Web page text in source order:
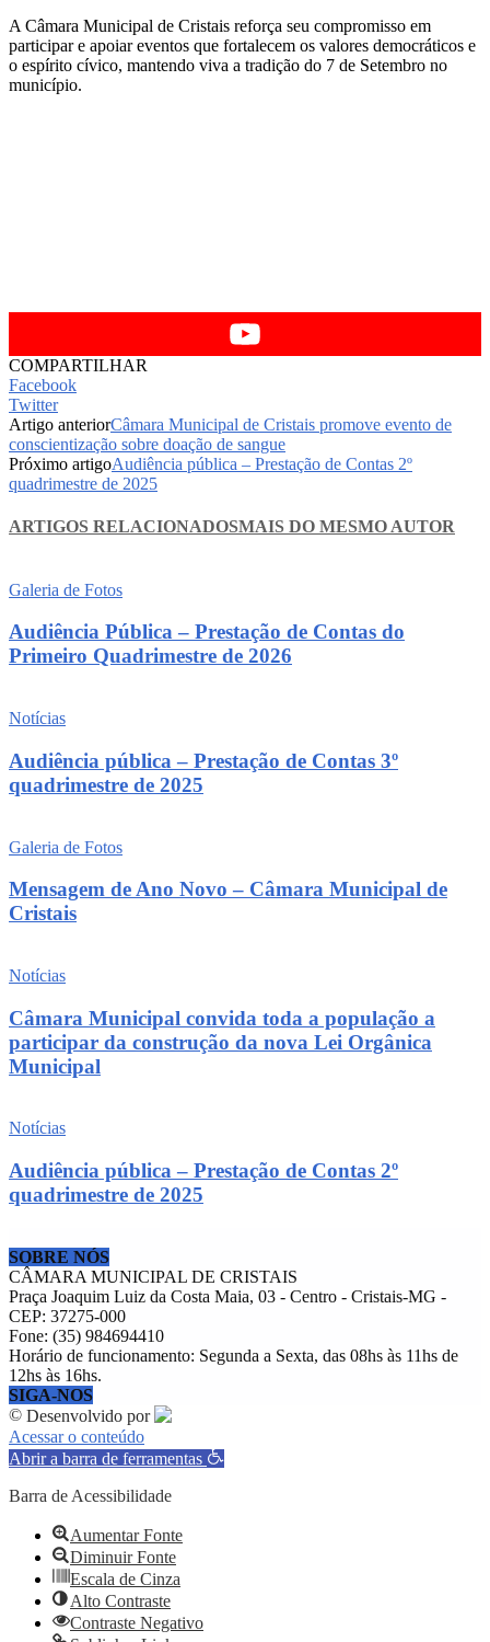
A Câmara Municipal de Cristais reforça seu compromisso em
participar e apoiar eventos que fortalecem os valores democráticos e
o espírito cívico, mantendo viva a tradição do 7 de Setembro no
município.
COMPARTILHAR
Facebook
Twitter
Artigo anteriorCâmara Municipal de Cristais promove evento de
conscientização sobre doação de sangue
Próximo artigoAudiência pública – Prestação de Contas 2º
quadrimestre de 2025
ARTIGOS RELACIONADOSMAIS DO MESMO AUTOR
Galeria de Fotos
Audiência Pública – Prestação de Contas do
Primeiro Quadrimestre de 2026
Notícias
Audiência pública – Prestação de Contas 3º
quadrimestre de 2025
Galeria de Fotos
Mensagem de Ano Novo – Câmara Municipal de
Cristais
Notícias
Câmara Municipal convida toda a população a
participar da construção da nova Lei Orgânica
Municipal
Notícias
Audiência pública – Prestação de Contas 2º
quadrimestre de 2025
SOBRE NÓS
CÂMARA MUNICIPAL DE CRISTAIS
Praça Joaquim Luiz da Costa Maia, 03 - Centro - Cristais-MG -
CEP: 37275-000
Fone: (35) 984694410
Horário de funcionamento: Segunda a Sexta, das 08hs às 11hs de
12hs às 16hs.
SIGA-NOS
© Desenvolvido por
Acessar o conteúdo
Abrir a barra de ferramentas
Barra de Acessibilidade
Aumentar Fonte
Diminuir Fonte
Escala de Cinza
Alto Contraste
Contraste Negativo